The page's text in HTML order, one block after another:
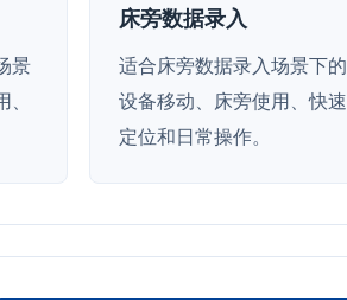
景
床旁数据录入
适合床旁数据录入场景下的
设备移动、床旁使用、快速
定位和日常操作。